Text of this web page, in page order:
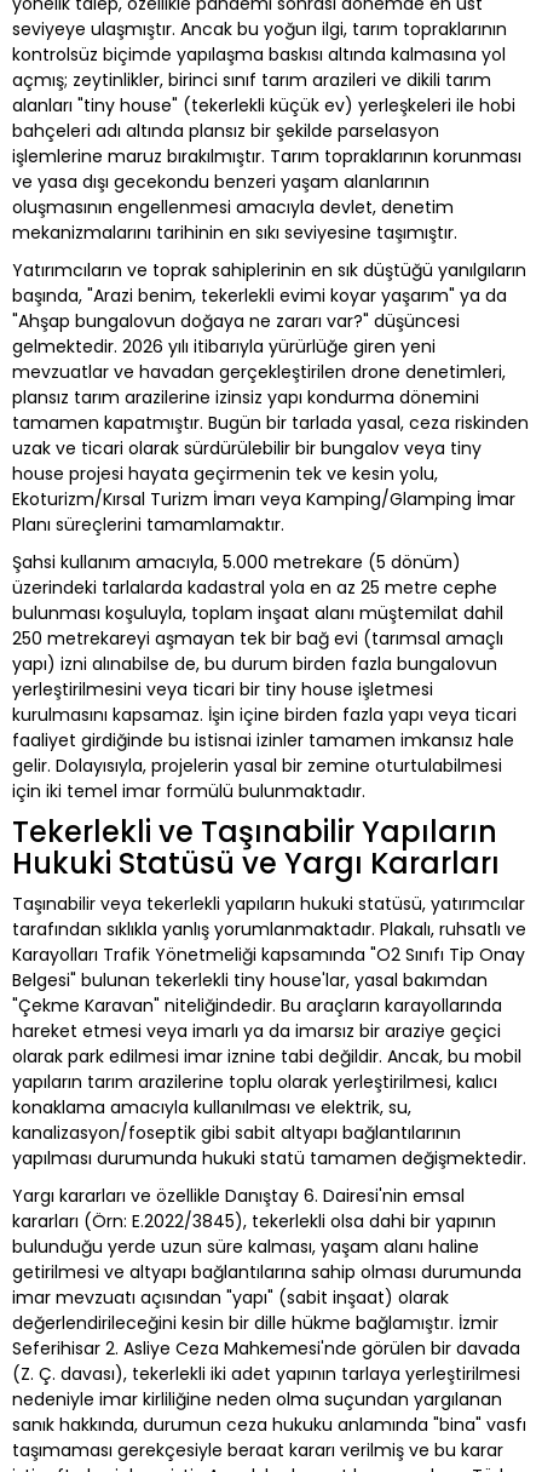
seviyeye ulaşmıştır. Ancak bu yoğun ilgi, tarım topraklarının
kontrolsüz biçimde yapılaşma baskısı altında kalmasına yol
açmış; zeytinlikler, birinci sınıf tarım arazileri ve dikili tarım
alanları "tiny house" (tekerlekli küçük ev) yerleşkeleri ile hobi
bahçeleri adı altında plansız bir şekilde parselasyon
işlemlerine maruz bırakılmıştır. Tarım topraklarının korunması
ve yasa dışı gecekondu benzeri yaşam alanlarının
oluşmasının engellenmesi amacıyla devlet, denetim
mekanizmalarını tarihinin en sıkı seviyesine taşımıştır.
Yatırımcıların ve toprak sahiplerinin en sık düştüğü yanılgıların
başında, "Arazi benim, tekerlekli evimi koyar yaşarım" ya da
"Ahşap bungalovun doğaya ne zararı var?" düşüncesi
gelmektedir. 2026 yılı itibarıyla yürürlüğe giren yeni
mevzuatlar ve havadan gerçekleştirilen drone denetimleri,
plansız tarım arazilerine izinsiz yapı kondurma dönemini
tamamen kapatmıştır. Bugün bir tarlada yasal, ceza riskinden
uzak ve ticari olarak sürdürülebilir bir bungalov veya tiny
house projesi hayata geçirmenin tek ve kesin yolu,
Ekoturizm/Kırsal Turizm İmarı veya Kamping/Glamping İmar
Planı süreçlerini tamamlamaktır.
Şahsi kullanım amacıyla, 5.000 metrekare (5 dönüm)
üzerindeki tarlalarda kadastral yola en az 25 metre cephe
bulunması koşuluyla, toplam inşaat alanı müştemilat dahil
250 metrekareyi aşmayan tek bir bağ evi (tarımsal amaçlı
yapı) izni alınabilse de, bu durum birden fazla bungalovun
yerleştirilmesini veya ticari bir tiny house işletmesi
kurulmasını kapsamaz. İşin içine birden fazla yapı veya ticari
faaliyet girdiğinde bu istisnai izinler tamamen imkansız hale
gelir. Dolayısıyla, projelerin yasal bir zemine oturtulabilmesi
için iki temel imar formülü bulunmaktadır.
Tekerlekli ve Taşınabilir Yapıların
Hukuki Statüsü ve Yargı Kararları
Taşınabilir veya tekerlekli yapıların hukuki statüsü, yatırımcılar
tarafından sıklıkla yanlış yorumlanmaktadır. Plakalı, ruhsatlı ve
Karayolları Trafik Yönetmeliği kapsamında "O2 Sınıfı Tip Onay
Belgesi" bulunan tekerlekli tiny house'lar, yasal bakımdan
"Çekme Karavan" niteliğindedir. Bu araçların karayollarında
hareket etmesi veya imarlı ya da imarsız bir araziye geçici
olarak park edilmesi imar iznine tabi değildir. Ancak, bu mobil
yapıların tarım arazilerine toplu olarak yerleştirilmesi, kalıcı
konaklama amacıyla kullanılması ve elektrik, su,
kanalizasyon/foseptik gibi sabit altyapı bağlantılarının
yapılması durumunda hukuki statü tamamen değişmektedir.
Yargı kararları ve özellikle Danıştay 6. Dairesi'nin emsal
kararları (Örn: E.2022/3845), tekerlekli olsa dahi bir yapının
bulunduğu yerde uzun süre kalması, yaşam alanı haline
getirilmesi ve altyapı bağlantılarına sahip olması durumunda
imar mevzuatı açısından "yapı" (sabit inşaat) olarak
değerlendirileceğini kesin bir dille hükme bağlamıştır. İzmir
Seferihisar 2. Asliye Ceza Mahkemesi'nde görülen bir davada
(Z. Ç. davası), tekerlekli iki adet yapının tarlaya yerleştirilmesi
nedeniyle imar kirliliğine neden olma suçundan yargılanan
sanık hakkında, durumun ceza hukuku anlamında "bina" vasfı
taşımaması gerekçesiyle beraat kararı verilmiş ve bu karar